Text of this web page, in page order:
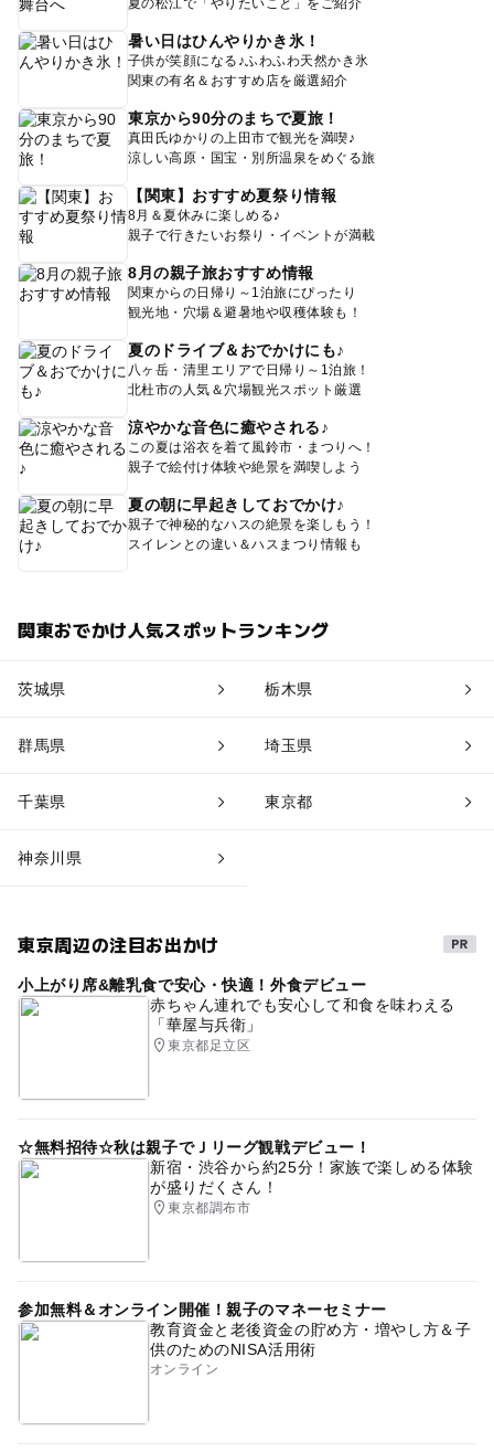
夏の松江で「やりたいこと」をご紹介
暑い日はひんやりかき氷！
子供が笑顔になる♪ふわふわ天然かき氷
関東の有名＆おすすめ店を厳選紹介
東京から90分のまちで夏旅！
真田氏ゆかりの上田市で観光を満喫♪
涼しい高原・国宝・別所温泉をめぐる旅
【関東】おすすめ夏祭り情報
8月＆夏休みに楽しめる♪
親子で行きたいお祭り・イベントが満載
8月の親子旅おすすめ情報
関東からの日帰り～1泊旅にぴったり
観光地・穴場＆避暑地や収穫体験も！
夏のドライブ＆おでかけにも♪
八ヶ岳・清里エリアで日帰り～1泊旅！
北杜市の人気＆穴場観光スポット厳選
涼やかな音色に癒やされる♪
この夏は浴衣を着て風鈴市・まつりへ！
親子で絵付け体験や絶景を満喫しよう
夏の朝に早起きしておでかけ♪
親子で神秘的なハスの絶景を楽しもう！
スイレンとの違い＆ハスまつり情報も
関東おでかけ人気スポットランキング
茨城県 栃木県
群馬県 埼玉県
千葉県 東京都
神奈川県
東京周辺の注目お出かけ
小上がり席&離乳食で安心・快適！外食デビュー
赤ちゃん連れでも安心して和食を味わえる
「華屋与兵衛」
東京都足立区
☆無料招待☆秋は親子でＪリーグ観戦デビュー！
新宿・渋谷から約25分！家族で楽しめる体験
が盛りだくさん！
東京都調布市
参加無料＆オンライン開催！親子のマネーセミナー
教育資金と老後資金の貯め方・増やし方＆子
供のためのNISA活用術
オンライン